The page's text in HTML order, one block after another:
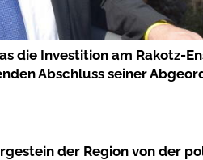
die Investition am Rakotz-
Abschluss seiner
der Region von der